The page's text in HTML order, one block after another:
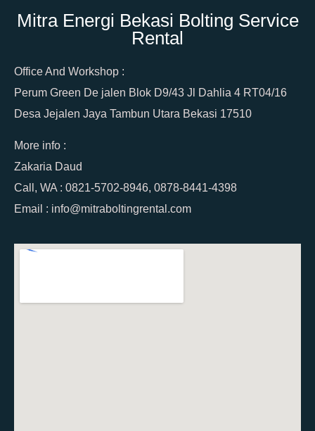
Mitra Energi Bekasi Bolting Service
Rental
Office And Workshop :
Perum Green De jalen Blok D9/43 Jl Dahlia 4 RT04/16
Desa Jejalen Jaya Tambun Utara Bekasi 17510
More info :
Zakaria Daud
Call, WA : 0821-5702-8946, 0878-8441-4398
Email : info@mitraboltingrental.com